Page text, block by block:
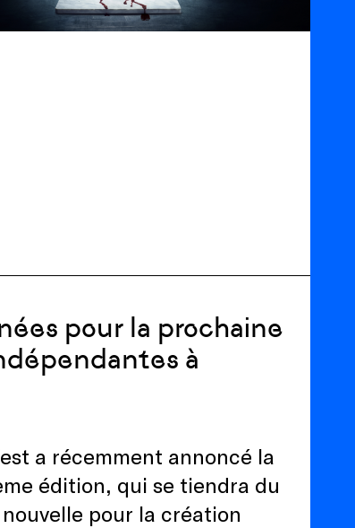
pour la prochaine
à
a récemment annoncé la
édition, qui se tiendra du
pour la création